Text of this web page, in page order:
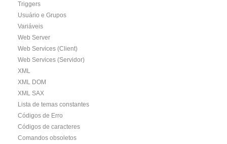
Triggers
Usuário e Grupos
Variáveis
Web Server
Web Services (Client)
Web Services (Servidor)
XML
XML DOM
XML SAX
Lista de temas constantes
Códigos de Erro
Códigos de caracteres
Comandos obsoletos